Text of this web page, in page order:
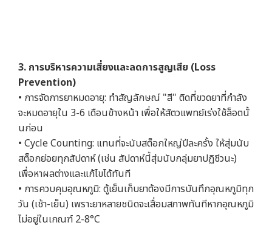
3. การบริหารความเสี่ยงและลดการสูญเสีย (Loss
Prevention)
• การจัดการยาหมดอายุ: ทำสัญลักษณ์ "สี" ติดที่ขวดยาที่กำลัง
จะหมดอายุใน 3-6 เดือนข้างหน้า เพื่อให้สัตวแพทย์เร่งใช้ล็อตนั้
นก่อน
• Cycle Counting: แทนที่จะนับสต็อกใหญ่ปีละครั้ง ให้สุ่มนับ
สต็อกย่อยทุกสัปดาห์ (เช่น สัปดาห์นี้สุ่มนับกลุ่มยาปฏิชีวนะ)
เพื่อหาผลต่างและแก้ไขได้ทันที
• การควบคุมอุณหภูมิ: ตู้เย็นเก็บยาต้องมีการบันทึกอุณหภูมิทุก
วัน (เช้า-เย็น) เพราะยาหลายชนิดจะเสื่อมสภาพทันทีหากอุณหภูมิ
ไม่อยู่ในเกณฑ์ 2-8°C